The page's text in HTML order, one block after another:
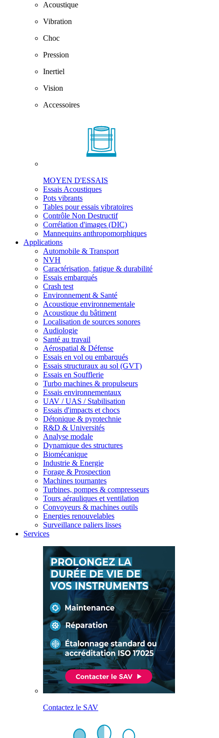
Acoustique
Vibration
Choc
Pression
Inertiel
Vision
Accessoires
MOYEN D'ESSAIS
Essais Acoustiques
Pots vibrants
Tables pour essais vibratoires
Contrôle Non Destructif
Corrélation d'images (DIC)
Mannequins anthropomorphiques
Applications
Automobile & Transport
NVH
Caractérisation, fatigue & durabilité
Essais embarqués
Crash test
Environnement & Santé
Acoustique environnementale
Acoustique du bâtiment
Localisation de sources sonores
Audiologie
Santé au travail
Aérospatial & Défense
Essais en vol ou embarqués
Essais structuraux au sol (GVT)
Essais en Soufflerie
Turbo machines & propulseurs
Essais environnementaux
UAV / UAS / Stabilisation
Essais d'impacts et chocs
Détonique & pyrotechnie
R&D & Universités
Analyse modale
Dynamique des structures
Biomécanique
Industrie & Energie
Forage & Prospection
Machines tournantes
Turbines, pompes & compresseurs
Tours aérauliques et ventilation
Convoyeurs & machines outils
Energies renouvelables
Surveillance paliers lisses
Services
Contactez le SAV